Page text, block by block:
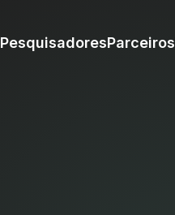
PesquisadoresParceiros